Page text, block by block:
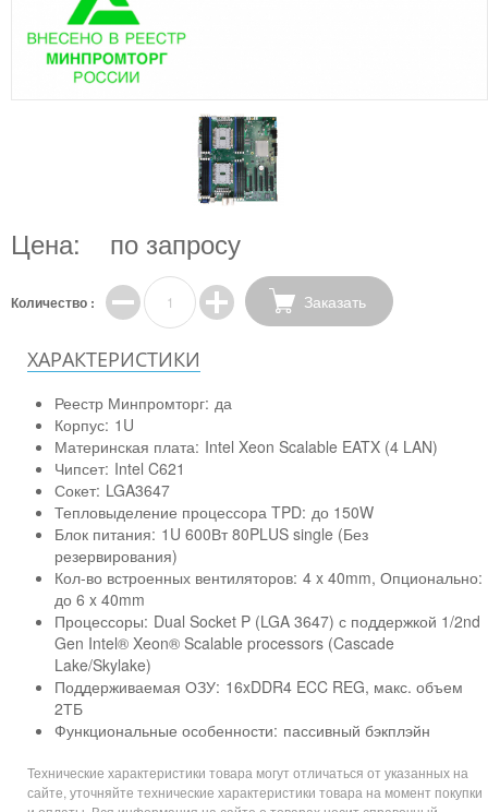
Цена: по запросу
Количество : Заказать
ХАРАКТЕРИСТИКИ
Реестр Минпромторг: да
Корпус: 1U
Материнская плата: Intel Xeon Scalable EATX (4 LAN)
Чипсет: Intel C621
Сокет: LGA3647
Тепловыделение процессора TPD: до 150W
Блок питания: 1U 600Вт 80PLUS single (Без
резервирования)
Кол-во встроенных вентиляторов: 4 x 40mm, Опционально:
до 6 x 40mm
Процессоры: Dual Socket P (LGA 3647) с поддержкой 1/2nd
Gen Intel® Xeon® Scalable processors (Cascade
Lake/Skylake)
Поддерживаемая ОЗУ: 16xDDR4 ECC REG, макс. объем
2ТБ
Функциональные особенности: пассивный бэкплэйн
Технические характеристики товара могут отличаться от указанных на
сайте, уточняйте технические характеристики товара на момент покупки